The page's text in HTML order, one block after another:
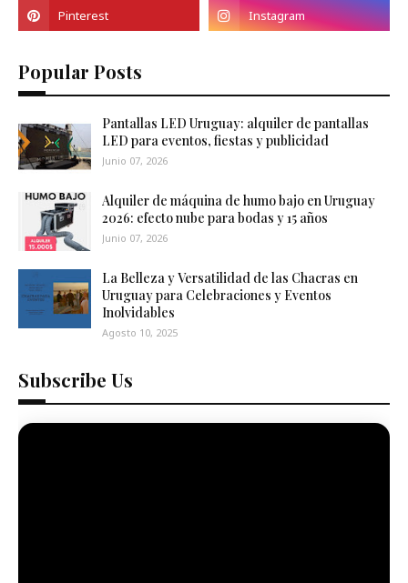
Popular Posts
Pantallas LED Uruguay: alquiler de pantallas
LED para eventos, fiestas y publicidad
Junio 07, 2026
Alquiler de máquina de humo bajo en Uruguay
2026: efecto nube para bodas y 15 años
Junio 07, 2026
La Belleza y Versatilidad de las Chacras en
Uruguay para Celebraciones y Eventos
Inolvidables
Agosto 10, 2025
Subscribe Us